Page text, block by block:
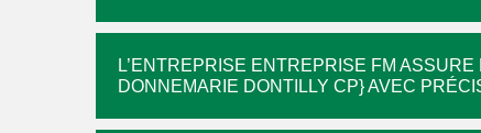
L’ENTREPRISE ENTREPRISE FM
DONNEMARIE DONTILLY CP} AVEC